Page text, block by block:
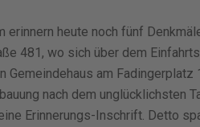
erinnern heute noch fünf
481, wo sich über dem
Gemeindehaus am
nach dem unglücklichsten
Erinnerungs-Inschrift. Detto